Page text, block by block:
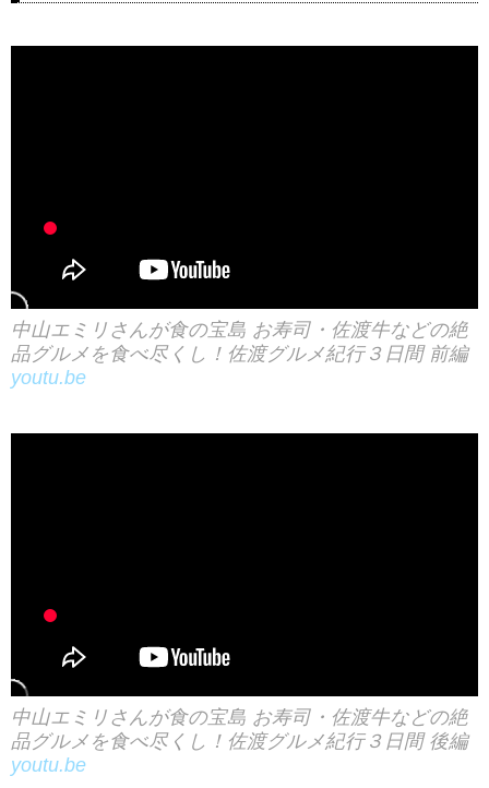
中山エミリさんが食の宝島 お寿司・佐渡牛などの絶
品グルメを食べ尽くし！佐渡グルメ紀行３日間 前編
youtu.be
中山エミリさんが食の宝島 お寿司・佐渡牛などの絶
品グルメを食べ尽くし！佐渡グルメ紀行３日間 後編
youtu.be